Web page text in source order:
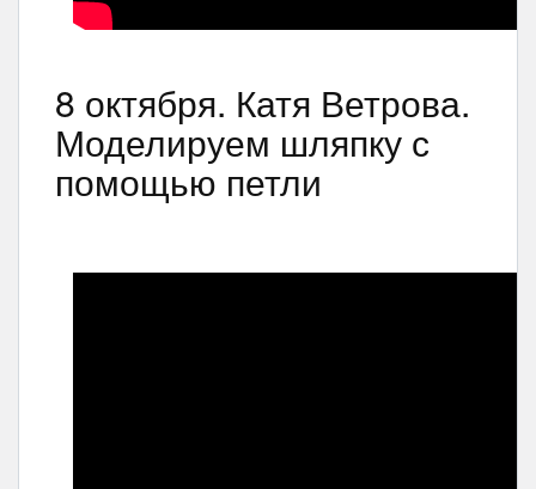
8 октября. Катя Ветрова.
Моделируем шляпку с
помощью петли